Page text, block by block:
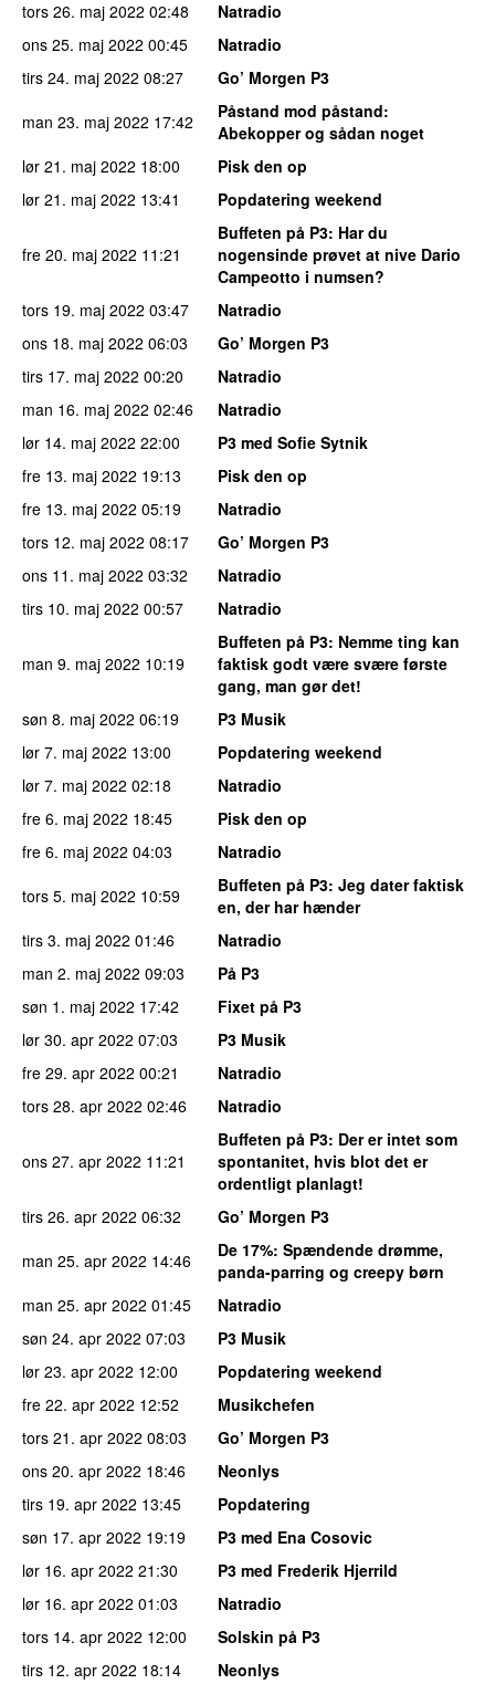
tors 26. maj 2022 02:48
Natradio
ons 25. maj 2022 00:45
Natradio
tirs 24. maj 2022 08:27
Go’ Morgen P3
man 23. maj 2022 17:42 Påstand mod påstand:
Abekopper og sådan noget
lør 21. maj 2022 18:00
Pisk den op
lør 21. maj 2022 13:41 Popdatering weekend
fre 20. maj 2022 11:21
Buffeten på P3: Har du
nogensinde prøvet at nive Dario
Campeotto i numsen?
tors 19. maj 2022 03:47
Natradio
ons 18. maj 2022 06:03
Go’ Morgen P3
tirs 17. maj 2022 00:20
Natradio
man 16. maj 2022 02:46
Natradio
lør 14. maj 2022 22:00
P3 med Sofie Sytnik
fre 13. maj 2022 19:13
Pisk den op
fre 13. maj 2022 05:19
Natradio
tors 12. maj 2022 08:17
Go’ Morgen P3
ons 11. maj 2022 03:32
Natradio
tirs 10. maj 2022 00:57 Natradio
man 9. maj 2022 10:19
Buffeten på P3: Nemme ting kan
faktisk godt være svære første
gang, man gør det!
søn 8. maj 2022 06:19
P3 Musik
lør 7. maj 2022 13:00
Popdatering weekend
lør 7. maj 2022 02:18
Natradio
fre 6. maj 2022 18:45
Pisk den op
fre 6. maj 2022 04:03
Natradio
tors 5. maj 2022 10:59 Buffeten på P3: Jeg dater faktisk
en, der har hænder
tirs 3. maj 2022 01:46
Natradio
man 2. maj 2022 09:03
På P3
søn 1. maj 2022 17:42
Fixet på P3
lør 30. apr 2022 07:03
P3 Musik
fre 29. apr 2022 00:21
Natradio
tors 28. apr 2022 02:46 Natradio
ons 27. apr 2022 11:21
Buffeten på P3: Der er intet som
spontanitet, hvis blot det er
ordentligt planlagt!
tirs 26. apr 2022 06:32
Go’ Morgen P3
man 25. apr 2022 14:46 De 17%: Spændende drømme,
panda-parring og creepy børn
man 25. apr 2022 01:45
Natradio
søn 24. apr 2022 07:03
P3 Musik
lør 23. apr 2022 12:00
Popdatering weekend
fre 22. apr 2022 12:52
Musikchefen
tors 21. apr 2022 08:03
Go’ Morgen P3
ons 20. apr 2022 18:46
Neonlys
tirs 19. apr 2022 13:45
Popdatering
søn 17. apr 2022 19:19
P3 med Ena Cosovic
lør 16. apr 2022 21:30
P3 med Frederik Hjerrild
lør 16. apr 2022 01:03
Natradio
tors 14. apr 2022 12:00
Solskin på P3
tirs 12. apr 2022 18:14
Neonlys